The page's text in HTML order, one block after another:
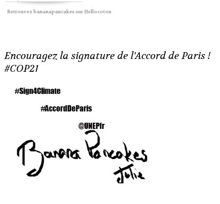
Retrouvez bananapancakes sur Hellocoton
Encouragez la signature de l'Accord de Paris !
#COP21